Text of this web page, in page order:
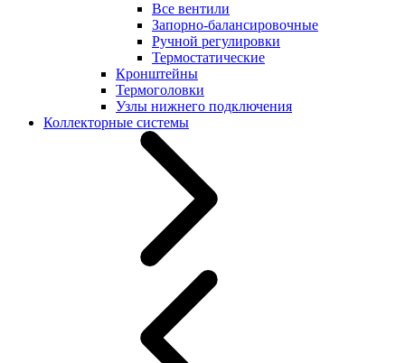
Все вентили
Запорно-балансировочные
Ручной регулировки
Термостатические
Кронштейны
Термоголовки
Узлы нижнего подключения
Коллекторные системы